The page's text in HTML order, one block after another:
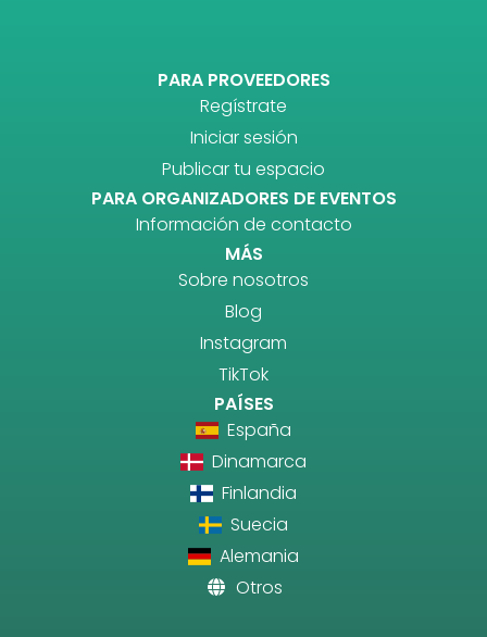
PARA PROVEEDORES
Regístrate
Iniciar sesión
Publicar tu espacio
PARA ORGANIZADORES DE EVENTOS
Información de contacto
MÁS
Sobre nosotros
Blog
Instagram
TikTok
PAÍSES
España
Dinamarca
Finlandia
Suecia
Alemania
Otros